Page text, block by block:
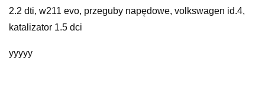
2.2 dti, w211 evo, przeguby napędowe, volkswagen id.4,
katalizator 1.5 dci
yyyyy